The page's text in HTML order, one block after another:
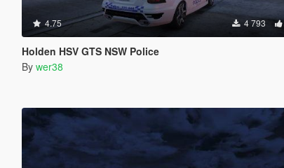
4.75 4 793
Holden HSV GTS NSW Police
By wer38